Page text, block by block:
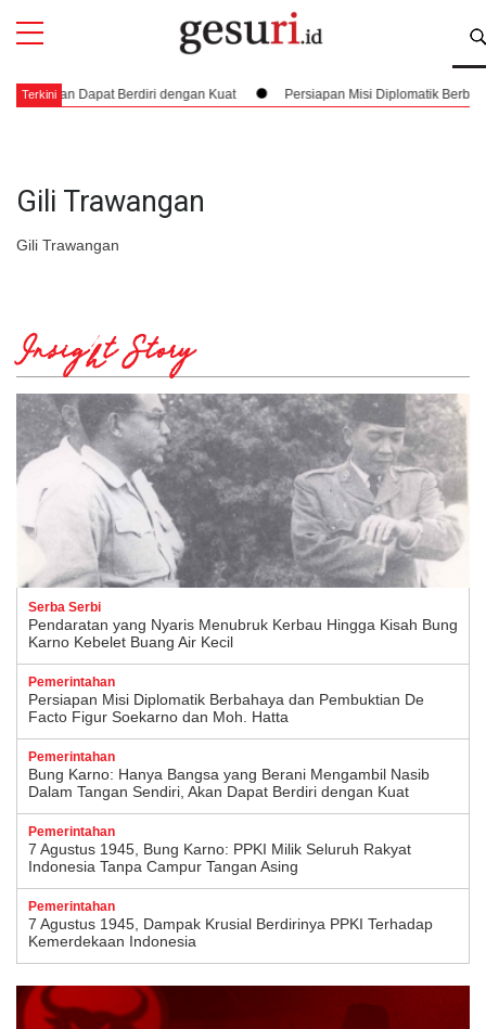
Terkini
Akan Dapat Berdiri dengan Kuat Persiapan Misi Diplomatik Berbahaya
Gili Trawangan
Gili Trawangan
All
Insight Story
Serba Serbi
Pendaratan yang Nyaris Menubruk Kerbau Hingga Kisah Bung
Karno Kebelet Buang Air Kecil
Pemerintahan
Persiapan Misi Diplomatik Berbahaya dan Pembuktian De
Facto Figur Soekarno dan Moh. Hatta
Pemerintahan
Bung Karno: Hanya Bangsa yang Berani Mengambil Nasib
Dalam Tangan Sendiri, Akan Dapat Berdiri dengan Kuat
Pemerintahan
7 Agustus 1945, Bung Karno: PPKI Milik Seluruh Rakyat
Indonesia Tanpa Campur Tangan Asing
Pemerintahan
7 Agustus 1945, Dampak Krusial Berdirinya PPKI Terhadap
Kemerdekaan Indonesia